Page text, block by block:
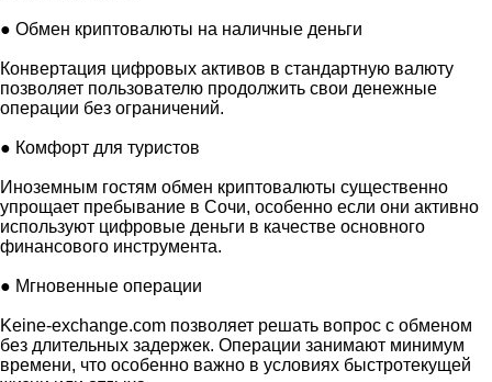
● Обмен криптовалюты на наличные деньги
Конвертация цифровых активов в стандартную валюту
позволяет пользователю продолжить свои денежные
операции без ограничений.
● Комфорт для туристов
Иноземным гостям обмен криптовалюты существенно
упрощает пребывание в Сочи, особенно если они активно
используют цифровые деньги в качестве основного
финансового инструмента.
● Мгновенные операции
Keine-exchange.com позволяет решать вопрос с обменом
без длительных задержек. Операции занимают минимум
времени, что особенно важно в условиях быстротекущей